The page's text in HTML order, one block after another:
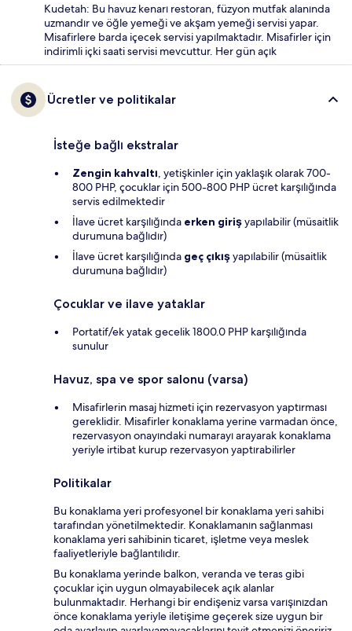
Kudetah: Bu havuz kenarı restoran, füzyon mutfak alanında
uzmandır ve öğle yemeği ve akşam yemeği servisi yapar.
Misafirlere barda içecek servisi yapılmaktadır. Misafirler için
indirimli içki saati servisi mevcuttur. Her gün açık
Ücretler ve politikalar
İsteğe bağlı ekstralar
Zengin kahvaltı, yetişkinler için yaklaşık olarak 700-
800 PHP, çocuklar için 500-800 PHP ücret karşılığında
servis edilmektedir
İlave ücret karşılığında erken girişyapılabilir (müsaitlik
durumuna bağlıdır)
İlave ücret karşılığında geç çıkışyapılabilir (müsaitlik
durumuna bağlıdır)
Çocuklar ve ilave yataklar
Portatif/ek yatak gecelik 1800.0 PHP karşılığında
sunulur
Havuz, spa ve spor salonu (varsa)
Misafirlerin masaj hizmeti için rezervasyon yaptırması
gereklidir. Misafirler konaklama yerine varmadan önce,
rezervasyon onayındaki numarayı arayarak konaklama
yeriyle irtibat kurup rezervasyon yaptırabilirler
Politikalar
Bu konaklama yeri profesyonel bir konaklama yeri sahibi
tarafından yönetilmektedir. Konaklamanın sağlanması
konaklama yeri sahibinin ticaret, işletme veya meslek
faaliyetleriyle bağlantılıdır.
Bu konaklama yerinde balkon, veranda ve teras gibi
çocuklar için uygun olmayabilecek açık alanlar
bulunmaktadır. Herhangi bir endişeniz varsa varışınızdan
önce konaklama yeriyle iletişime geçerek size uygun bir